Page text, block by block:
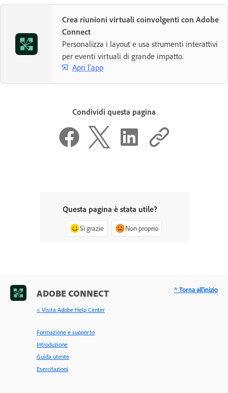
Crea riunioni virtuali coinvolgenti con Adobe
Connect
Personalizza i layout e usa strumenti interattivi
per eventi virtuali di grande impatto.
Apri l'app
Condividi questa pagina
Questa pagina è stata utile?
Sì grazie Non proprio
ADOBE CONNECT
< Visita Adobe Help Center
Formazione e supporto
Introduzione
Guida utente
Esercitazioni
^ Torna all'inizio